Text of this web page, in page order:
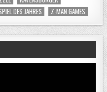
DES JAHRES Z-MAN GAMES